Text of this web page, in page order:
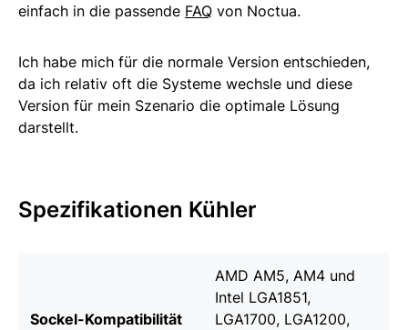
einfach in die passende FAQ von Noctua.
Ich habe mich für die normale Version entschieden,
da ich relativ oft die Systeme wechsle und diese
Version für mein Szenario die optimale Lösung
darstellt.
Spezifikationen Kühler
Sockel-Kompatibilität
AMD AM5, AM4 und
Intel LGA1851,
LGA1700, LGA1200,